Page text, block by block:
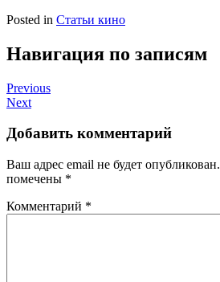
Posted in Статьи кино
Навигация по записям
Previous
Next
Добавить комментарий
Ваш адрес email не будет опубликован.
помечены *
Комментарий *